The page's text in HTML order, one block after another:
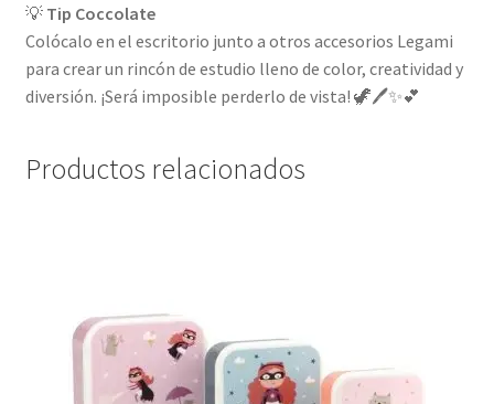
💡 Tip Coccolate
Colócalo en el escritorio junto a otros accesorios Legami
para crear un rincón de estudio lleno de color, creatividad y
diversión. ¡Será imposible perderlo de vista! 🦖🖊️✨💕
Productos relacionados